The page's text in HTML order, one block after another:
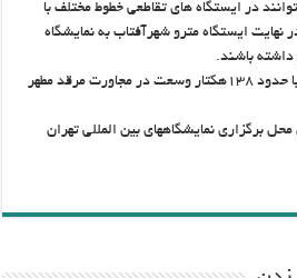
در ایستگاه های تقاطعی خطوط مختلف با
ایستگاه مترو شهرآفتاب به نمایشگاه
باشند.
مجموعه نمایشگاهی شهر آفتاب با حدود ۱۳۸هکتار وسعت در مجاورت مرقد مطهر
برگزاری نمایشگاههای بین المللی تهران